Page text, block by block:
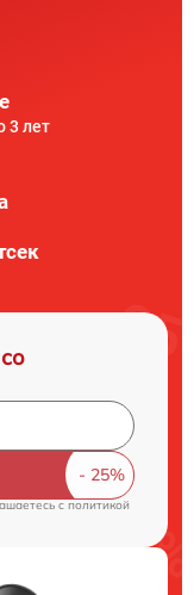
3 лет
cполитикой